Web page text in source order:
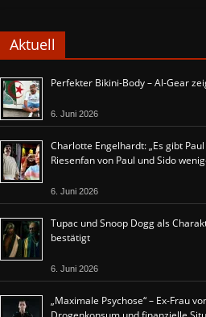
Aktuell
Perfekter Bikini-Body – Al-Gear
6. Juni 2026
Charlotte Engelhardt: „Es gibt
Riesenfan von Paul und Sido
6. Juni 2026
Tupac und Snoop Dogg als
bestätigt
6. Juni 2026
„Maximale Psychose“ – Ex-Frau